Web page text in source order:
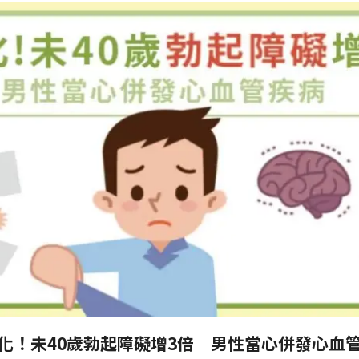
！未40歲勃起障礙增3倍 男性當心併發心血